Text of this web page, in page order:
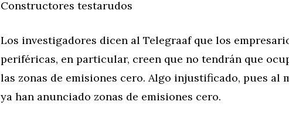
Constructores testarudos
Los investigadores dicen al Telegraaf que los
periféricas, en particular, creen que no tendrán que
las zonas de emisiones cero. Algo injustificado, pues al
ya han anunciado zonas de emisiones cero.